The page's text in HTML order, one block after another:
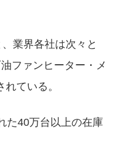
業界各社は次々と
ファンヒーター・メ
ている。
た40万台以上の在庫